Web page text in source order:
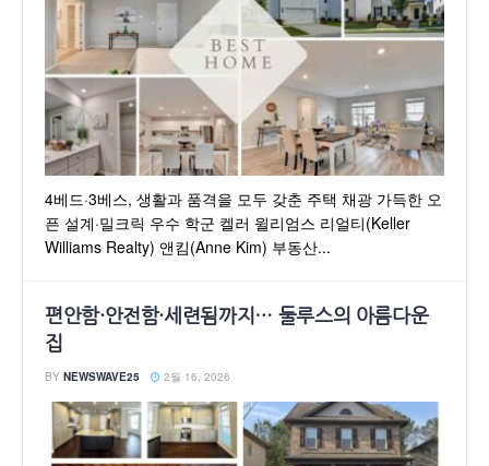
4베드·3베스, 생활과 품격을 모두 갖춘 주택 채광 가득한 오
픈 설계·밀크릭 우수 학군 켈러 윌리엄스 리얼티(Keller
Williams Realty) 앤킴(Anne Kim) 부동산...
편안함·안전함·세련됨까지… 둘루스의 아름다운
집
BY NEWSWAVE25 2월 16, 2026